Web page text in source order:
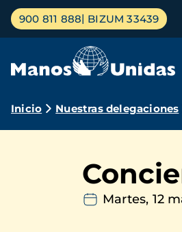
Pasar
contenido
Menú
principal
900 811 888 BIZUM 33439
Ruta
navegación
Inicio Nuestras delegaciones
Martes, 12